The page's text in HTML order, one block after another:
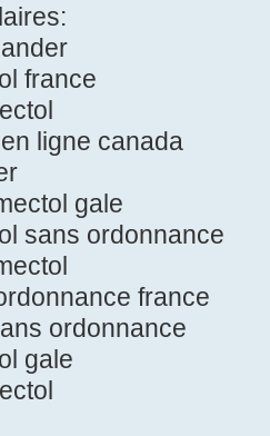
france
ligne canada
gale
sans ordonnance
france
ordonnance
gale